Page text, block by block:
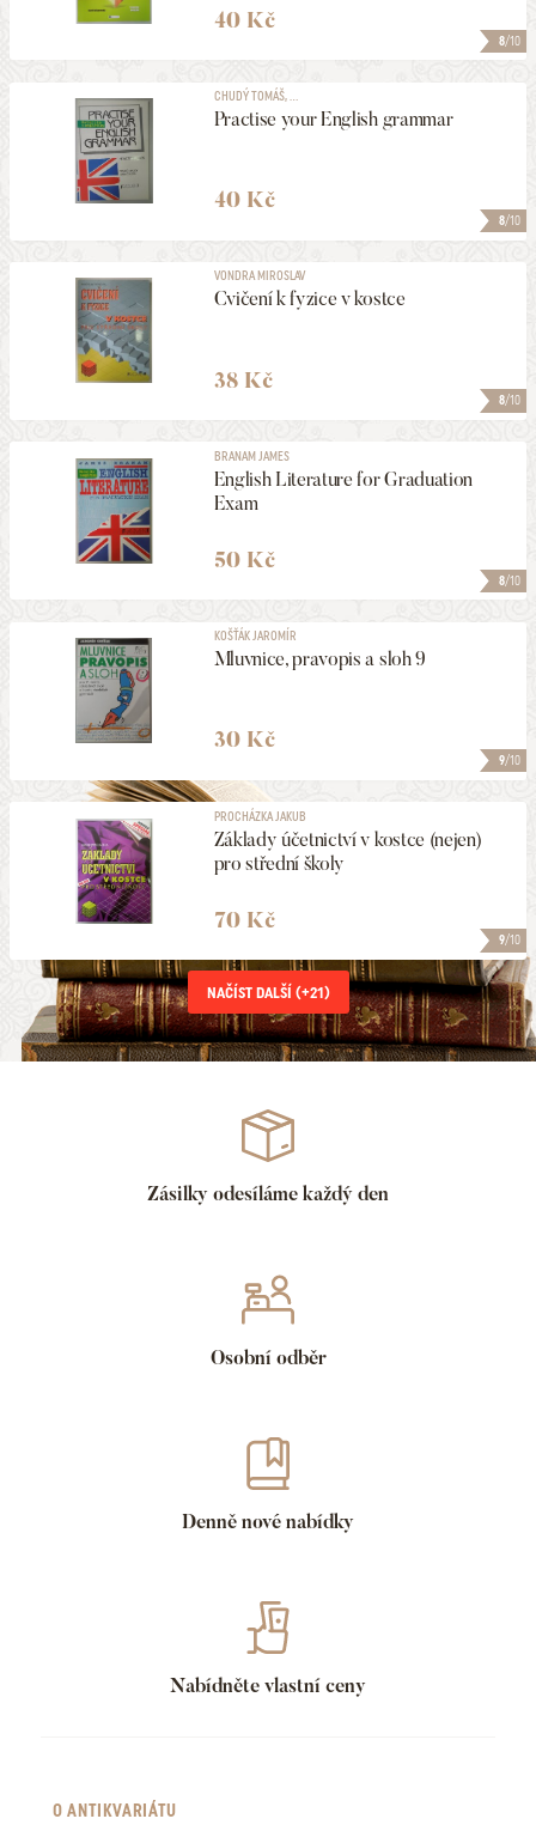
8/10
40 Kč
8/10
CHUDÝ TOMÁŠ, ...
Practise your English grammar
40 Kč
8/10
VONDRA MIROSLAV
Cvičení k fyzice v kostce
38 Kč
8/10
BRANAM JAMES
English Literature for Graduation
Exam
50 Kč
9/10
KOŠŤÁK JAROMÍR
Mluvnice, pravopis a sloh 9
30 Kč
9/10
PROCHÁZKA JAKUB
Základy účetnictví v kostce (nejen)
pro střední školy
70 Kč
NAČÍST DALŠÍ (+21)
Zásilky odesíláme každý den
Osobní odběr
Denně nové nabídky
Nabídněte vlastní ceny
O ANTIKVARIÁTU